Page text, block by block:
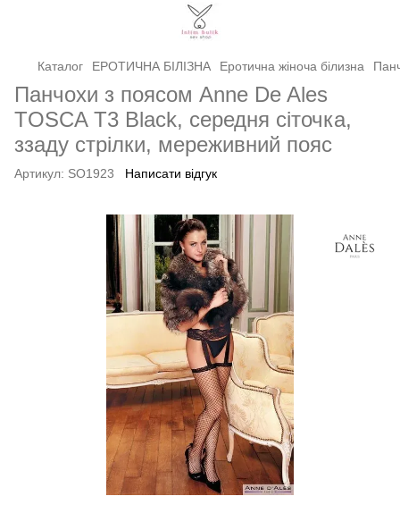
Каталог ЕРОТИЧНА БІЛІЗНА Еротична жіноча білизна
Панчохи з поясом Anne De Ales
TOSCA T3 Black, середня сіточка,
ззаду стрілки, мереживний пояс
Артикул: SO1923 Написати відгук